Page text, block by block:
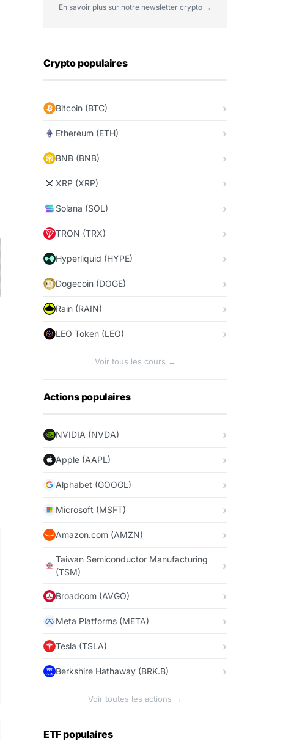
En savoir plus sur notre newsletter crypto →
Crypto populaires
Bitcoin (BTC)
Ethereum (ETH)
BNB (BNB)
XRP (XRP)
Solana (SOL)
TRON (TRX)
Hyperliquid (HYPE)
Dogecoin (DOGE)
Rain (RAIN)
LEO Token (LEO)
Voir tous les cours →
Actions populaires
NVIDIA (NVDA)
Apple (AAPL)
Alphabet (GOOGL)
Microsoft (MSFT)
Amazon.com (AMZN)
Taiwan Semiconductor Manufacturing
(TSM)
Broadcom (AVGO)
Meta Platforms (META)
Tesla (TSLA)
Berkshire Hathaway (BRK.B)
Voir toutes les actions →
ETF populaires